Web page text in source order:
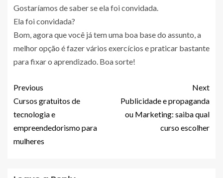
Gostaríamos de saber se ela foi convidada.
Ela foi convidada?
Bom, agora que você já tem uma boa base do assunto, a
melhor opção é fazer vários exercícios e praticar bastante
para fixar o aprendizado. Boa sorte!
Previous
Cursos gratuitos de
tecnologia e
empreendedorismo para
mulheres
Next
Publicidade e propaganda
ou Marketing: saiba qual
curso escolher